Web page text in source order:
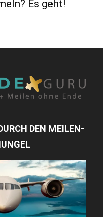
Es geht!
DEN MEILEN-